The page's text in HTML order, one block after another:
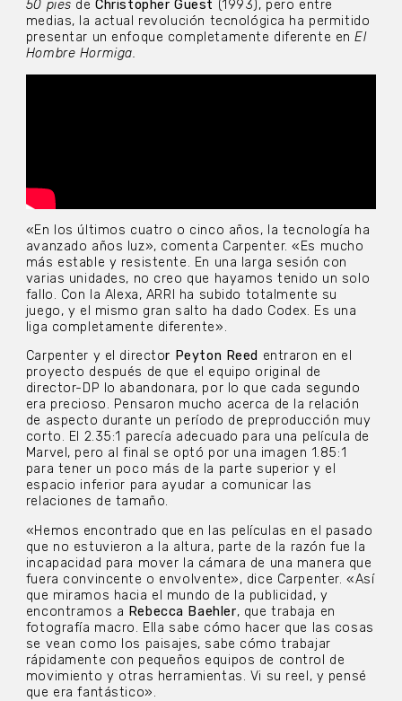
50 pies deChristopher Guest (1993), pero entre
medias, la actual revolución tecnológica ha permitido
presentar un enfoque completamente diferente enEl
Hombre Hormiga.
«En los últimos cuatro o cinco años, la tecnología ha
avanzado años luz», comenta Carpenter. «Es mucho
más estable y resistente. En una larga sesión con
varias unidades, no creo que hayamos tenido un solo
fallo. Con la Alexa, ARRI ha subido totalmente su
juego, y el mismo gran salto ha dado Codex. Es una
liga completamente diferente».
Carpenter y el director Peyton Reed entraron en el
proyecto después de que el equipo original de
director-DP lo abandonara, por lo que cada segundo
era precioso. Pensaron mucho acerca de la relación
de aspecto durante un período de preproducción muy
corto. El 2.35:1 parecía adecuado para una película de
Marvel, pero al final se optó por una imagen 1.85:1
para tener un poco más de la parte superior y el
espacio inferior para ayudar a comunicar las
relaciones de tamaño.
«Hemos encontrado que en las películas en el pasado
que no estuvieron a la altura, parte de la razón fue la
incapacidad para mover la cámara de una manera que
fuera convincente o envolvente», dice Carpenter. «Así
que miramos hacia el mundo de la publicidad, y
encontramos a Rebecca Baehler, que trabaja en
fotografía macro. Ella sabe cómo hacer que las cosas
se vean como los paisajes, sabe cómo trabajar
rápidamente con pequeños equipos de control de
movimiento y otras herramientas. Vi su reel, y pensé
que era fantástico».